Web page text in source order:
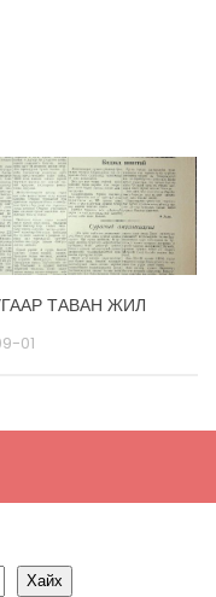
ТАВАН ЖИЛ
01
Хайх